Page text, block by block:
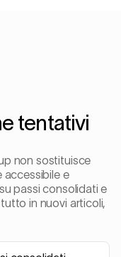
tentativi
non sostituisce
accessibile e
passi consolidati e
in nuovi articoli,